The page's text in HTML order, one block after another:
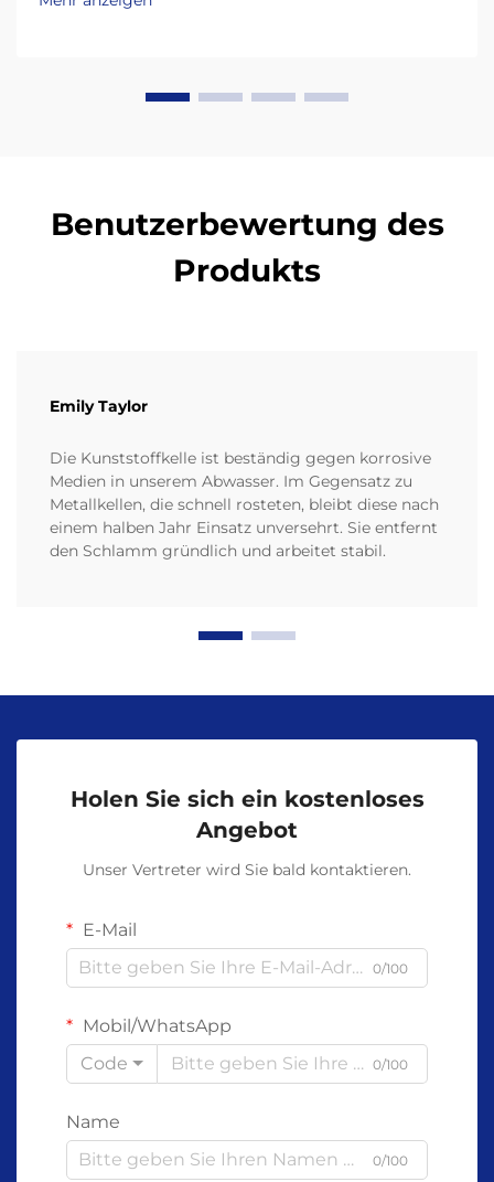
länger dank Materialien wie HDPE (Hochdichtes
Benutzerbewertung des
Produkts
Emily Taylor
Die Kunststoffkelle ist beständig gegen korrosive
Medien in unserem Abwasser. Im Gegensatz zu
Metallkellen, die schnell rosteten, bleibt diese nach
einem halben Jahr Einsatz unversehrt. Sie entfernt
den Schlamm gründlich und arbeitet stabil.
Holen Sie sich ein kostenloses
Angebot
Unser Vertreter wird Sie bald kontaktieren.
E-Mail
0/100
Mobil/WhatsApp
Code
0/100
Name
0/100